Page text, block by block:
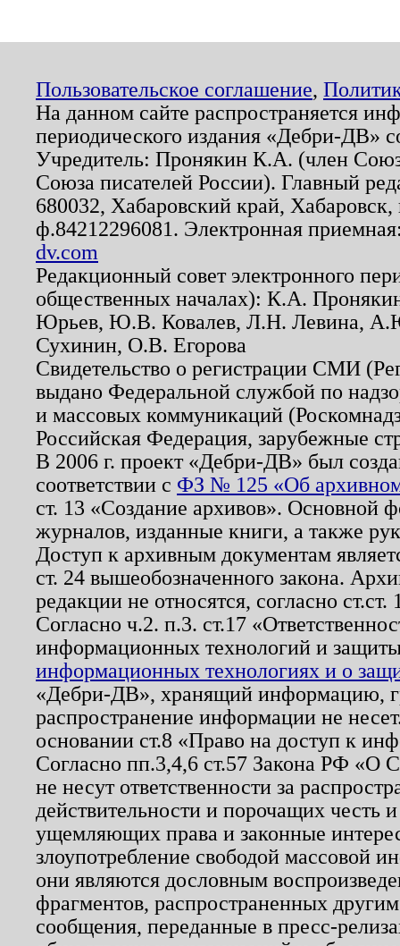
Пользовательское соглашение,
На данном сайте распространяется
периодического издания «Дебри-ДВ»
Учредитель: Пронякин К.А. (член
Союза писателей России). Главный
680032, Хабаровский край,
ф.84212296081. Электронная
dv.com
Редакционный совет электронного
общественных началах): К.А.
Юрьев, Ю.В. Ковалев, Л.Н. Левина,
Сухинин, О.В. Егорова
Свидетельство о регистрации СМИ
выдано Федеральной службой по
и массовых коммуникаций
Российская Федерация, зарубежные
В 2006 г. проект «Дебри-ДВ» был
соответствии с ФЗ № 125 «Об
ст. 13 «Создание архивов». Основной
журналов, изданные книги, а также
Доступ к архивным документам
ст. 24 вышеобозначенного закона.
редакции не относятся, согласно
Согласно ч.2. п.3. ст.17
информационных технологий и
информационных технологиях и о
«Дебри-ДВ», хранящий информацию,
распространение информации не
основании ст.8 «Право на доступ к
Согласно пп.3,4,6 ст.57 Закона РФ «О
не несут ответственности за
действительности и порочащих честь
ущемляющих права и законные
злоупотребление свободой массовой
они являются дословным
фрагментов, распространенных
сообщения, переданные в пресс-